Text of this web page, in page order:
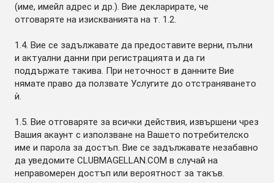
(име, имейл адрес и др.). Вие декларирате, че
отговаряте на изискванията на т. 1.2.
1.4. Вие се задължавате да предоставите верни, пълни
и актуални данни при регистрацията и да ги
поддържате такива. При неточност в данните Вие
нямате право да ползвате Услугите до отстраняването
ѝ.
1.5. Вие отговаряте за всички действия, извършени чрез
Вашия акаунт с използване на Вашето потребителско
име и парола за достъп. Вие се задължавате незабавно
да уведомите CLUBMAGELLAN.COM в случай на
неправомерен достъп или вероятност за такъв.